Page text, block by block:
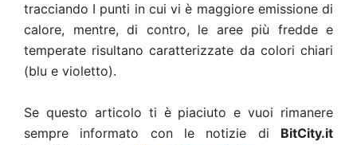
tracciando I punti in cui vi è maggiore emissione di
calore, mentre, di contro, le aree più fredde e
temperate risultano caratterizzate da colori chiari
(blu e violetto).
Se questo articolo ti è piaciuto e vuoi rimanere
sempre informato con le notizie di BitCity.it